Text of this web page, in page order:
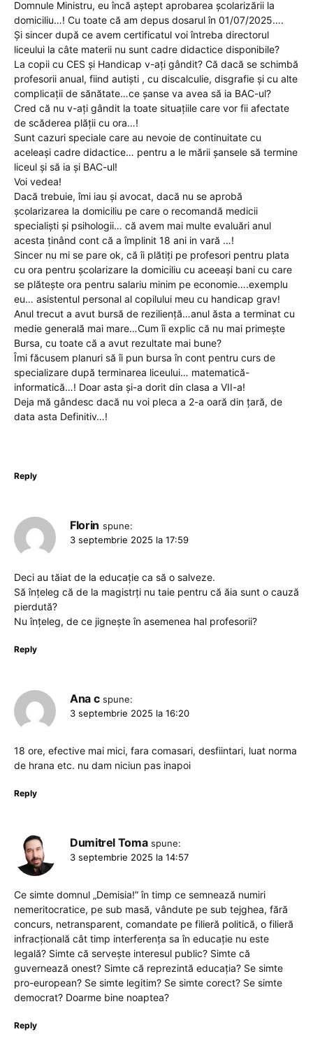
Domnule Ministru, eu încă aștept aprobarea școlarizării la
domiciliu…! Cu toate că am depus dosarul în 01/07/2025….
Și sincer după ce avem certificatul voi întreba directorul
liceului la câte materii nu sunt cadre didactice disponibile?
La copii cu CES și Handicap v-ați gândit? Că dacă se schimbă
profesorii anual, fiind autiști , cu discalculie, disgrafie și cu alte
complicații de sănătate…ce șanse va avea să ia BAC-ul?
Cred că nu v-ați gândit la toate situațiile care vor fii afectate
de scăderea plății cu ora…!
Sunt cazuri speciale care au nevoie de continuitate cu
aceleași cadre didactice… pentru a le mării șansele să termine
liceul și să ia și BAC-ul!
Voi vedea!
Dacă trebuie, îmi iau și avocat, dacă nu se aprobă
școlarizarea la domiciliu pe care o recomandă medicii
specialiști și psihologii… că avem mai multe evaluări anul
acesta ținând cont că a împlinit 18 ani in vară …!
Sincer nu mi se pare ok, că îi plătiți pe profesori pentru plata
cu ora pentru școlarizare la domiciliu cu aceeași bani cu care
se plătește ora pentru salariu minim pe economie….exemplu
eu… asistentul personal al copilului meu cu handicap grav!
Anul trecut a avut bursă de reziliență…anul ăsta a terminat cu
medie generală mai mare…Cum îi explic că nu mai primește
Bursa, cu toate că a avut rezultate mai bune?
Îmi făcusem planuri să îi pun bursa în cont pentru curs de
specializare după terminarea liceului… matematică-
informatică…! Doar asta și-a dorit din clasa a VII-a!
Deja mă gândesc dacă nu voi pleca a 2-a oară din țară, de
data asta Definitiv…!
Reply
Florin spune:
3 septembrie 2025 la 17:59
Deci au tăiat de la educație ca să o salveze.
Să înțeleg că de la magistrți nu taie pentru că ăia sunt o cauză
pierdută?
Nu înțeleg, de ce jignește în asemenea hal profesorii?
Reply
Ana c spune:
3 septembrie 2025 la 16:20
18 ore, efective mai mici, fara comasari, desfiintari, luat norma
de hrana etc. nu dam niciun pas inapoi
Reply
Dumitrel Toma spune:
3 septembrie 2025 la 14:57
Ce simte domnul „Demisia!” în timp ce semnează numiri
nemeritocratice, pe sub masă, vândute pe sub tejghea, fără
concurs, netransparent, comandate pe filieră politică, o filieră
infracțională cât timp interferența sa în educație nu este
legală? Simte că servește interesul public? Simte că
guvernează onest? Simte că reprezintă educația? Se simte
pro-european? Se simte legitim? Se simte corect? Se simte
democrat? Doarme bine noaptea?
Reply